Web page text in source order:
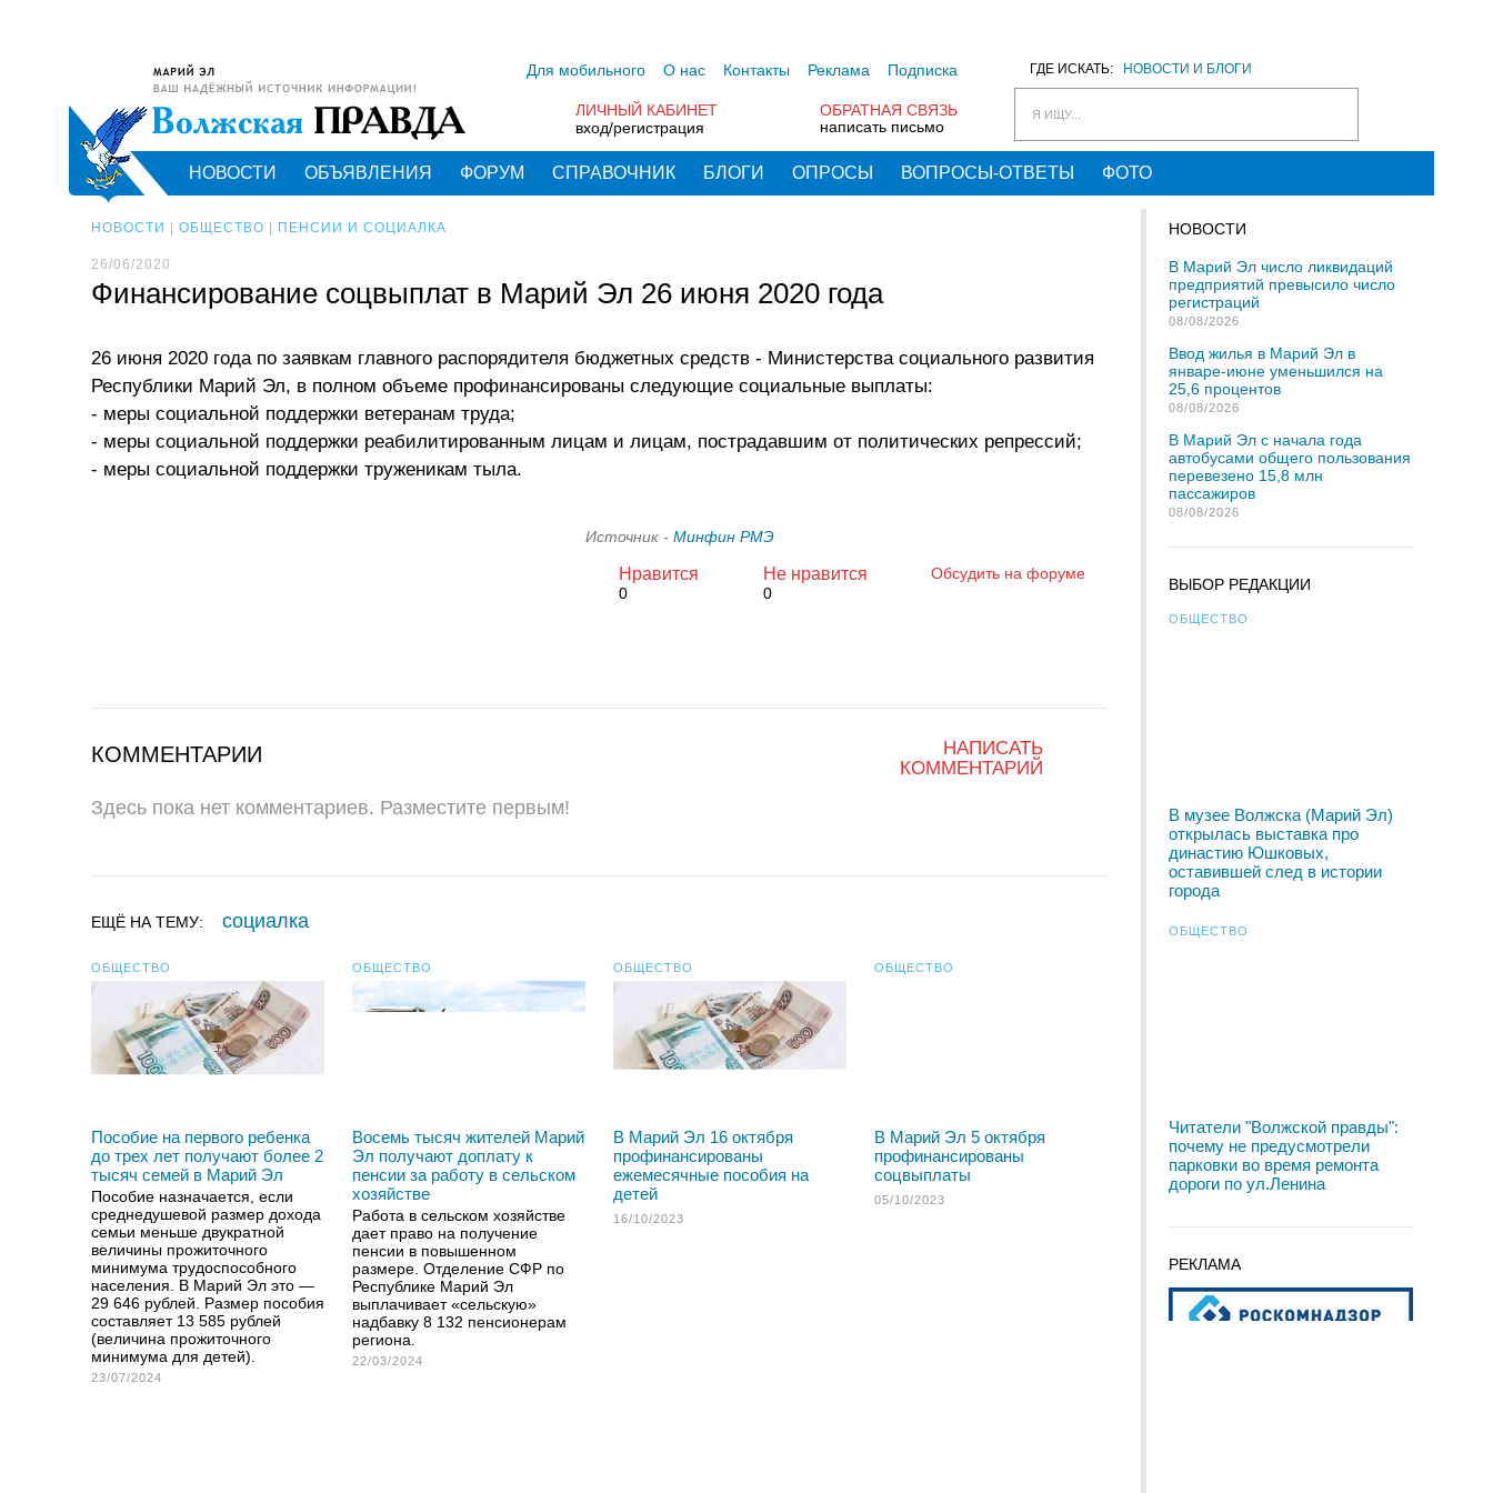
ГДЕ ИСКАТЬ: НОВОСТИ И БЛОГИ
Я ИЩУ...
Для мобильного О нас Контакты Реклама Подписка
ОБРАТНАЯ СВЯЗЬ
написать письмо
ЛИЧНЫЙ КАБИНЕТ
вход/регистрация
НОВОСТИ ОБЪЯВЛЕНИЯ ФОРУМ СПРАВОЧНИК БЛОГИ ОПРОСЫ ВОПРОСЫ-ОТВЕТЫ ФОТО
НОВОСТИ ОБЩЕСТВО ПЕНСИИ И СОЦИАЛКА
26/06/2020
Финансирование соцвыплат в Марий Эл 26 июня 2020 года
26 июня 2020 года по заявкам главного распорядителя бюджетных средств - Министерства социального развития
Республики Марий Эл, в полном объеме профинансированы следующие социальные выплаты:
- меры социальной поддержки ветеранам труда;
- меры социальной поддержки реабилитированным лицам и лицам, пострадавшим от политических репрессий;
- меры социальной поддержки труженикам тыла.
Источник - Минфин РМЭ
Нравится
0
Не нравится
0
Обсудить на форуме
НАПИСАТЬ
КОММЕНТАРИЙ
КОММЕНТАРИИ
Здесь пока нет комментариев. Разместите первым!
ЕЩЁ НА ТЕМУ: социалка
ОБЩЕСТВО
Пособие на первого ребенка
до трех лет получают более 2
тысяч семей в Марий Эл
Пособие назначается, если
среднедушевой размер дохода
семьи меньше двукратной
величины прожиточного
минимума трудоспособного
населения. В Марий Эл это —
29 646 рублей. Размер пособия
составляет 13 585 рублей
(величина прожиточного
минимума для детей).
23/07/2024
ОБЩЕСТВО
Восемь тысяч жителей Марий
Эл получают доплату к
пенсии за работу в сельском
хозяйстве
Работа в сельском хозяйстве
дает право на получение
пенсии в повышенном
размере. Отделение СФР по
Республике Марий Эл
выплачивает «сельскую»
надбавку 8 132 пенсионерам
региона.
22/03/2024
ОБЩЕСТВО
В Марий Эл 16 октября
профинансированы
ежемесячные пособия на
детей
16/10/2023
ОБЩЕСТВО
В Марий Эл 5 октября
профинансированы
соцвыплаты
05/10/2023
НОВОСТИ
В Марий Эл число ликвидаций
предприятий превысило число
регистраций
08/08/2026
Ввод жилья в Марий Эл в
январе-июне уменьшился на
25,6 процентов
08/08/2026
В Марий Эл с начала года
автобусами общего пользования
перевезено 15,8 млн
пассажиров
08/08/2026
ВЫБОР РЕДАКЦИИ
ОБЩЕСТВО
В музее Волжска (Марий Эл)
открылась выставка про
династию Юшковых,
оставившей след в истории
города
ОБЩЕСТВО
Читатели "Волжской правды":
почему не предусмотрели
парковки во время ремонта
дороги по ул.Ленина
РЕКЛАМА